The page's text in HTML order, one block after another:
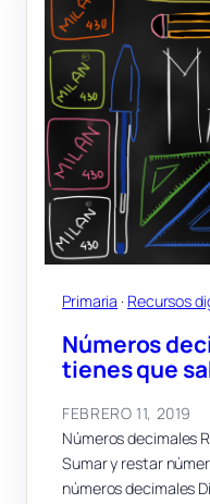
Primaria · Recursos
Números
tienes que
FEBRERO 11, 2019
Números decimales
Sumar y restar
números decimales